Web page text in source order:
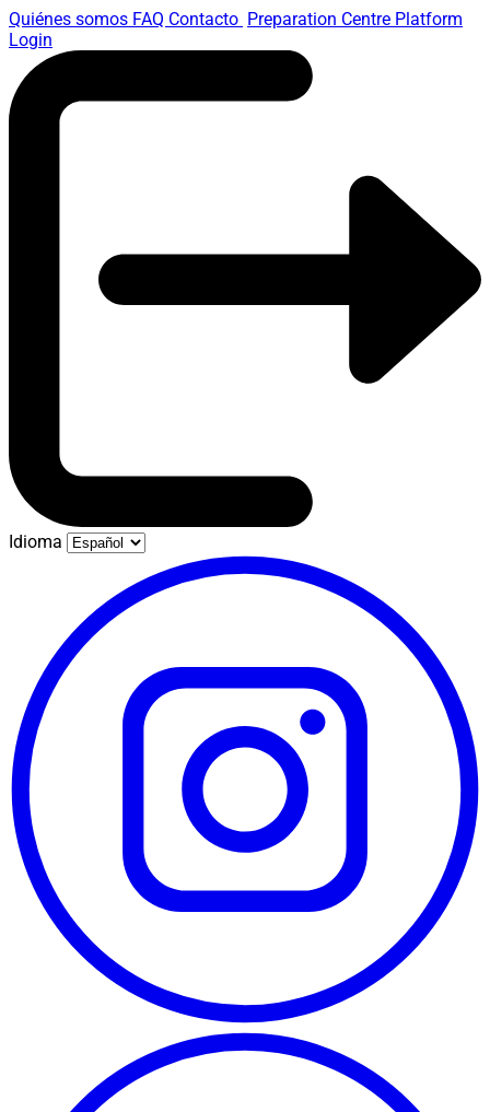
Quiénes somos FAQ Contacto Preparation Centre Platform
Login
Idioma